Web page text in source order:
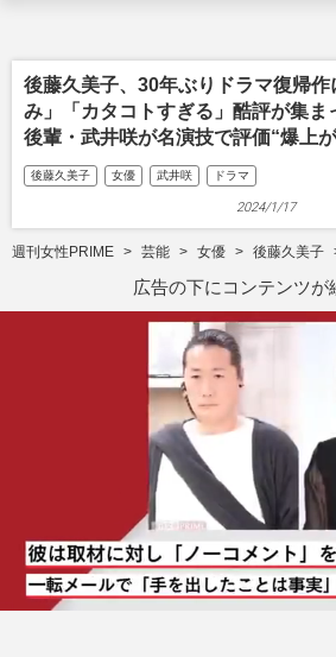
後藤久美子、30年ぶりドラマ復帰
み」「カタコトすぎる」酷評が集ま
後輩・武井咲が名演技で評価“爆上
後藤久美子 女優 武井咲 ドラマ
2024/1/17
週刊女性PRIME 芸能 女優 後藤久美子
広告の下にコンテンツが